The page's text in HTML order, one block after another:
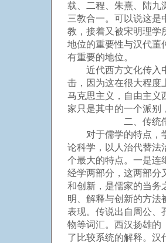
载、二程、朱熹、陆九
三教合一。可以说这
教，接着又被宋明理学
地位的重要性与汉代董
有重要的地位。
近代西方文化传入中
击，因为这在很大程度
马克思主义，自由主义
家只是其中的一个派别
二、传统儒学
对于儒学的特点，学
论科学，以人治代替法
个最大的特点。一是连
经学两部分，这两部分
和创新，是儒家的当务
明、解释与创新的方法
表现。传说出自周公、
物等词汇。西汉扬雄的
了比较系统的解释。汉